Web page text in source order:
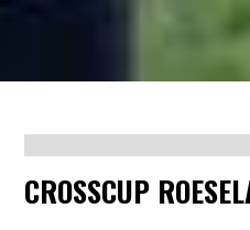
CROSSCUP